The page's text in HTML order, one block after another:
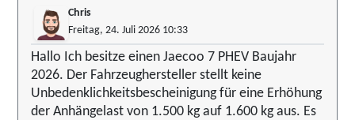
Chris
Freitag, 24. Juli 2026 10:33
Hallo Ich besitze einen Jaecoo 7 PHEV Baujahr
2026. Der Fahrzeughersteller stellt keine
Unbedenklichkeitsbescheinigung für eine Erhöhung
der Anhängelast von 1.500 kg auf 1.600 kg aus. Es